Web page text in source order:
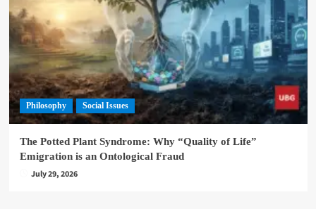
Philosophy Social Issues
The Potted Plant Syndrome: Why “Quality of Life”
Emigration is an Ontological Fraud
July 29, 2026